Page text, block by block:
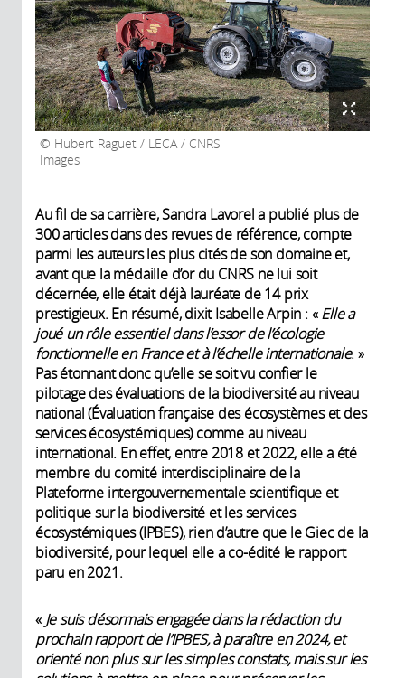
Hubert Raguet / LECA / CNRS
Images
Au fil de sa carrière, Sandra Lavorel a publié plus de
300 articles dans des revues de référence, compte
parmi les auteurs les plus cités de son domaine et,
avant que la médaille d’or du CNRS ne lui soit
décernée, elle était déjà lauréate de 14 prix
prestigieux. En résumé, dixit Isabelle Arpin : «Elle a
joué un rôle essentiel dans l’essor de l’écologie
fonctionnelle en France et à l’échelle internationale. »
Pas étonnant donc qu’elle se soit vu confier le
pilotage des évaluations de la biodiversité au niveau
national (Évaluation française des écosystèmes et des
services écosystémiques) comme au niveau
international. En effet, entre 2018 et 2022, elle a été
membre du comité interdisciplinaire de la
Plateforme intergouvernementale scientifique et
politique sur la biodiversité et les services
écosystémiques (IPBES), rien d’autre que le Giec de la
biodiversité, pour lequel elle a co-édité le rapport
paru en 2021.
« Je suis désormais engagée dans la rédaction du
prochain rapport de l’IPBES, à paraître en 2024, et
orienté non plus sur les simples constats, mais sur les